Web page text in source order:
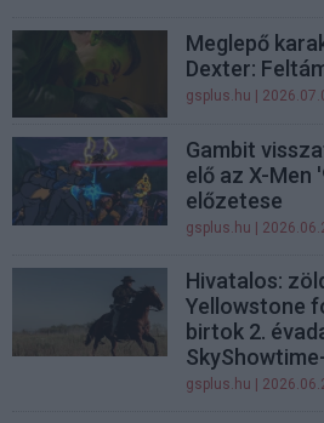
Meglepő
Dexter:
gsplus.hu |
Gambit
elő az X-Men
előzetese
gsplus.hu |
Hivatalos:
Yellowstone
birtok 2.
gsplus.hu |